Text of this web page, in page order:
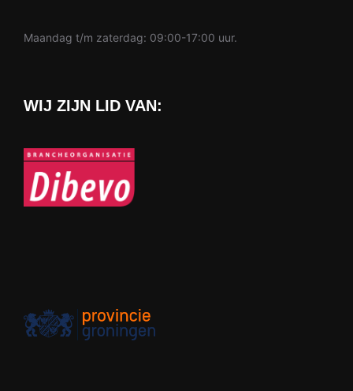
Maandag t/m zaterdag: 09:00-17:00 uur.
WIJ ZIJN LID VAN: